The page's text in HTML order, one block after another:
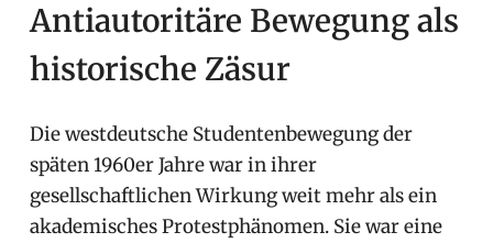
Antiautoritäre Bewegung als
historische Zäsur
Die westdeutsche Studentenbewegung der
späten 1960er Jahre war in ihrer
gesellschaftlichen Wirkung weit mehr als ein
akademisches Protestphänomen. Sie war eine